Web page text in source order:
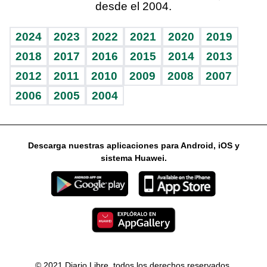
Vida y familia
Eñe
Celebrando la vida
Sin complejos
En pocas palabras
Escuchando al corazón
Economía Personal
Consulta Libre
BRV
TBT Deportivo
Más firmas
Guía del dinero
Horóscopos
desde el 2004.
2024 2023 2022 2021 2020
2019
2018
2017 2016 2015 2014
2013
2012
2011 2010 2009 2008
2007
2006
2005 2004
Descarga nuestras aplicaciones para Android, iOS y
sistema Huawei.